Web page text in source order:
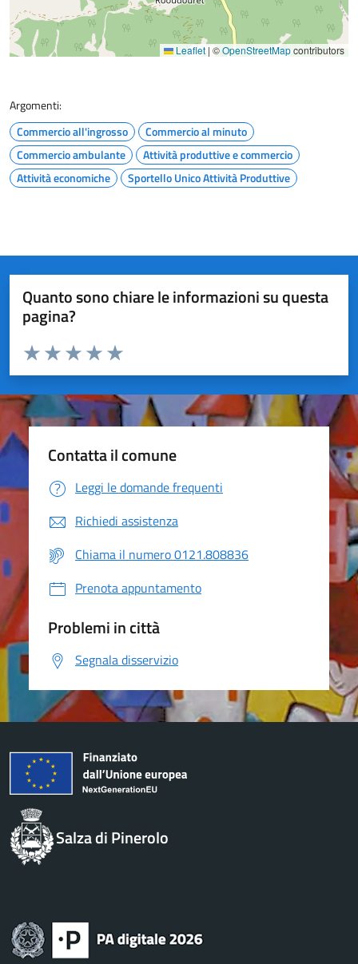
Leaflet | ©OpenStreetMapcontributors
Argomenti:
Commercio all'ingrosso
Commercio al minuto
Commercio ambulante
Attività produttive e commercio
Attività economiche
Sportello Unico Attività Produttive
Quanto sono chiare le informazioni su questa
pagina?
Valuta da 1 a 5 stelle la pagina
Valuta 5 stelle su 5
Valuta 4 stelle su 5
Valuta 3 stelle su 5
Valuta 2 stelle su 5
Valuta 1 stelle su 5
Contatta il comune
Leggi le domande frequenti
Richiedi assistenza
Chiama il numero 0121.808836
Prenota appuntamento
Problemi in città
Segnala disservizio
Salza di Pinerolo